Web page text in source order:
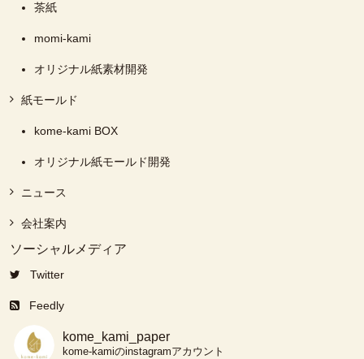
茶紙
momi-kami
オリジナル紙素材開発
紙モールド
kome-kami BOX
オリジナル紙モールド開発
ニュース
会社案内
ソーシャルメディア
Twitter
Feedly
kome_kami_paper
kome-kamiのinstagramアカウント